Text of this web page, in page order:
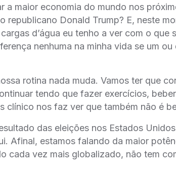
a maior economia do mundo nos
republicano Donald Trump? E, neste
d’água eu tenho a ver com o que
nenhuma na minha vida se um ou
rotina nada muda. Vamos ter que
tendo que fazer exercícios,
clínico nos faz ver que também não é
das eleições nos Estados
Afinal, estamos falando da maior
cada vez mais globalizado, não tem